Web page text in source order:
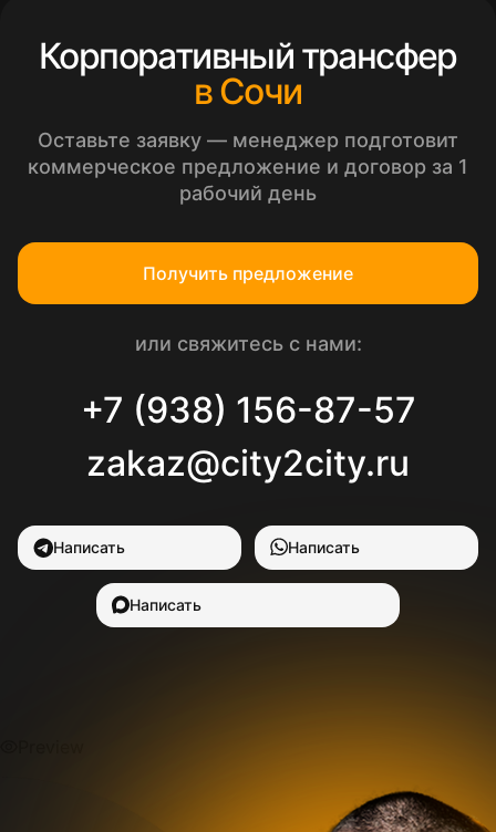
Корпоративный трансфер
в Сочи
Оставьте заявку — менеджер подготовит
коммерческое предложение и договор за 1
рабочий день
Получить предложение
или свяжитесь с нами:
+7 (938) 156-87-57
zakaz@city2city.ru
Написать Написать
Написать